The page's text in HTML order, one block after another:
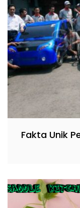
Fakta Unik